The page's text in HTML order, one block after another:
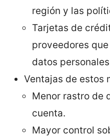
región y las
Tarjetas de
proveedores
datos
Ventajas de estos
Menor rastro de
cuenta.
Mayor control